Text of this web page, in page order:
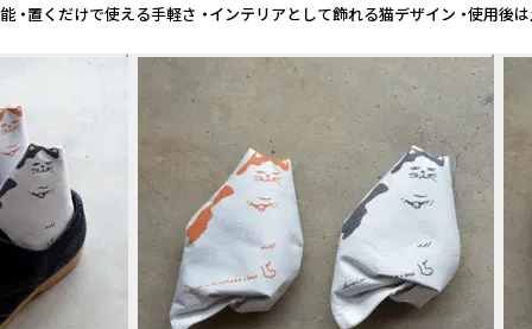
くだけで使える手軽さ ・インテリアとして飾れる猫デザイン ・